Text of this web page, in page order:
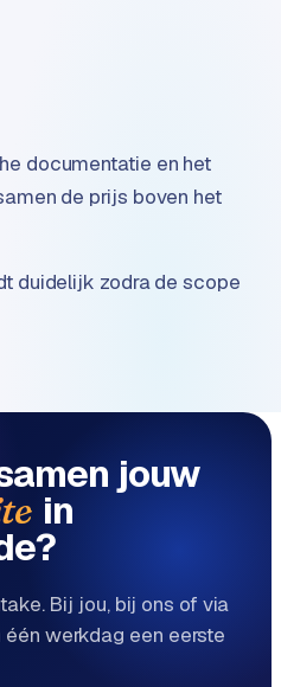
documentatie en het
de prijs boven het
duidelijk zodra de scope
jouw
in
Bij jou, bij ons of via
één werkdag een eerste